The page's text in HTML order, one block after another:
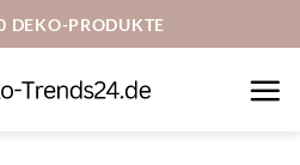
DEKO-PRODUKTE